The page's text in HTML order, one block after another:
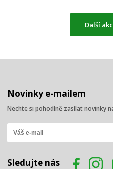
Další
Novinky e-mailem
Nechte si pohodlně zasílat novinky
Sledujte nás